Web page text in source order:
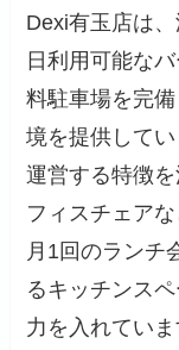
Dexi有玉店は
日利用可能な
料駐車場を完
境を提供して
運営する特徴
フィスチェア
月1回のランチ
るキッチンス
力を入れてい